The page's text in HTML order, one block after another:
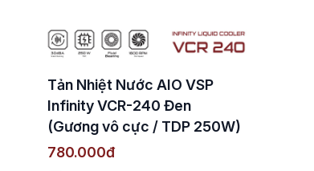
Tản Nhiệt Nước AIO VSP
Infinity VCR-240 Đen
(Gương vô cực / TDP 250W)
780.000đ